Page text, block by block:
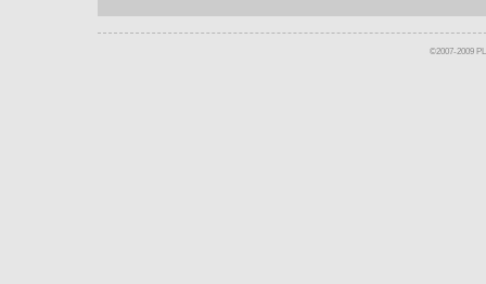
©2007-2009